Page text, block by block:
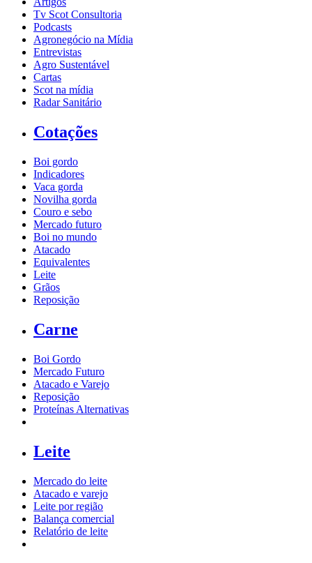
Tv Scot Consultoria
Podcasts
Agronegócio na Mídia
Entrevistas
Agro Sustentável
Cartas
Scot na mídia
Radar Sanitário
Cotações
Boi gordo
Indicadores
Vaca gorda
Novilha gorda
Couro e sebo
Mercado futuro
Boi no mundo
Atacado
Equivalentes
Leite
Grãos
Reposição
Carne
Boi Gordo
Mercado Futuro
Atacado e Varejo
Reposição
Proteínas Alternativas
Leite
Mercado do leite
Atacado e varejo
Leite por região
Balança comercial
Relatório de leite